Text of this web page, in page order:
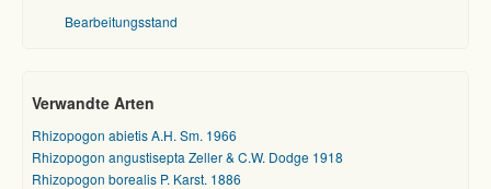
Bearbeitungsstand
Verwandte Arten
Rhizopogon abietis A.H. Sm. 1966
Rhizopogon angustisepta Zeller & C.W. Dodge 1918
Rhizopogon borealis P. Karst. 1886